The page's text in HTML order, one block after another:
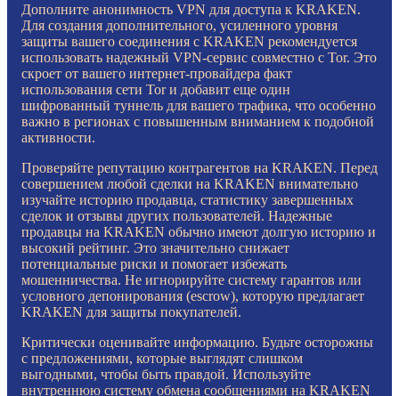
Дополните анонимность VPN для доступа к KRAKEN.
Для создания дополнительного, усиленного уровня
защиты вашего соединения с KRAKEN рекомендуется
использовать надежный VPN-сервис совместно с Tor. Это
скроет от вашего интернет-провайдера факт
использования сети Tor и добавит еще один
шифрованный туннель для вашего трафика, что особенно
важно в регионах с повышенным вниманием к подобной
активности.
Проверяйте репутацию контрагентов на KRAKEN. Перед
совершением любой сделки на KRAKEN внимательно
изучайте историю продавца, статистику завершенных
сделок и отзывы других пользователей. Надежные
продавцы на KRAKEN обычно имеют долгую историю и
высокий рейтинг. Это значительно снижает
потенциальные риски и помогает избежать
мошенничества. Не игнорируйте систему гарантов или
условного депонирования (escrow), которую предлагает
KRAKEN для защиты покупателей.
Критически оценивайте информацию. Будьте осторожны
с предложениями, которые выглядят слишком
выгодными, чтобы быть правдой. Используйте
внутреннюю систему обмена сообщениями на KRAKEN